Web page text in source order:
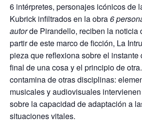
6 intérpretes, personajes icónicos de
Kubrick infiltrados en la obra6
autorde Pirandello, reciben la noticia
partir de este marco de ficción, La
pieza que reflexiona sobre el instante
final de una cosa y el principio de
contamina de otras disciplinas:
musicales y audiovisuales
sobre la capacidad de adaptación a
situaciones vitales.